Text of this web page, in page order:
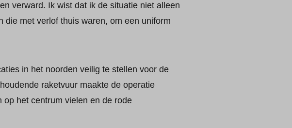
verward. Ik wist dat ik de situatie niet alleen
met verlof thuis waren, om een uniform
in het noorden veilig te stellen voor de
raketvuur maakte de operatie
het centrum vielen en de rode